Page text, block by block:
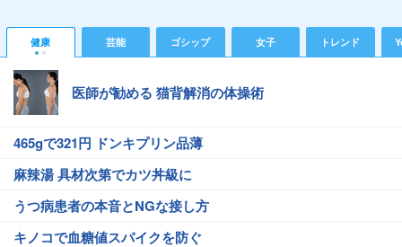
健康 芸能 ゴシップ 女子 トレンド
医師が勧める 猫背解消の体操術
465gで321円 ドンキプリン品薄
麻辣湯 具材次第でカツ丼級に
うつ病患者の本音とNGな接し方
キノコで血糖値スパイクを防ぐ